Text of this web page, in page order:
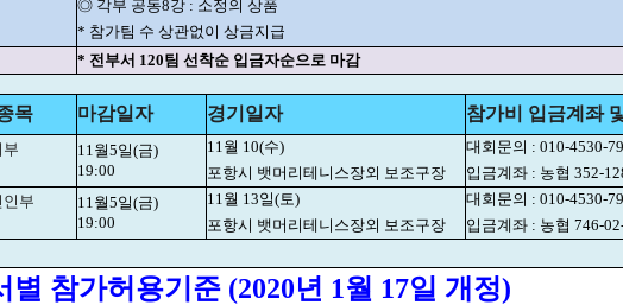
◎ 각부 공동8강 : 소정의 상품
* 참가팀 수 상관없이 상금지급
* 전부서 120팀 선착순 입금자순으로 마감
목 마감일자 경기일자 참가비 입금계좌
11월5일(금)
19:00
11월 10(수) 대회문의 : 010-4530-
포항시 뱃머리테니스장외 보조구장
입금계좌 : 농협 352-
인부
11월5일(금)
19:00
11월 13일(토) 대회문의 : 010-4530-
포항시 뱃머리테니스장외 보조구장
입금계좌 : 농협 746-
별 참가허용기준 (2020년 1월 17일 개정)